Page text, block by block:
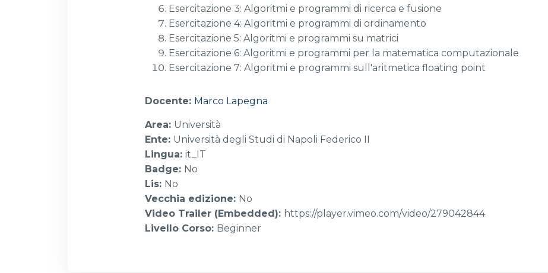
Esercitazione 3: Algoritmi e programmi di ricerca e fusione
Esercitazione 4: Algoritmi e programmi di ordinamento
Esercitazione 5: Algoritmi e programmi su matrici
Esercitazione 6: Algoritmi e programmi per la matematica computazionale
Esercitazione 7: Algoritmi e programmi sull'aritmetica floating point
Docente: Marco Lapegna
Area: Università
Ente: Università degli Studi di Napoli Federico II
Lingua: it_IT
Badge: No
Lis: No
Vecchia edizione: No
Video Trailer (Embedded): https://player.vimeo.com/video/279042844
Livello Corso: Beginner